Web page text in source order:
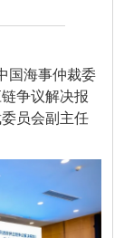
国海事仲裁委
争议解决报
员会副主任